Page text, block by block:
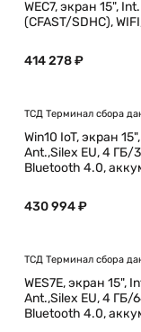
WEC7, экран 15",
(CFAST/SDHC),
414 278 ₽
ТСД Терминал сбора
Win10 IoT, экран
Ant.,Silex EU, 4 ГБ/
Bluetooth 4.0,
430 994 ₽
ТСД Терминал сбора
WES7E, экран 15",
Ant.,Silex EU, 4 ГБ/
Bluetooth 4.0,